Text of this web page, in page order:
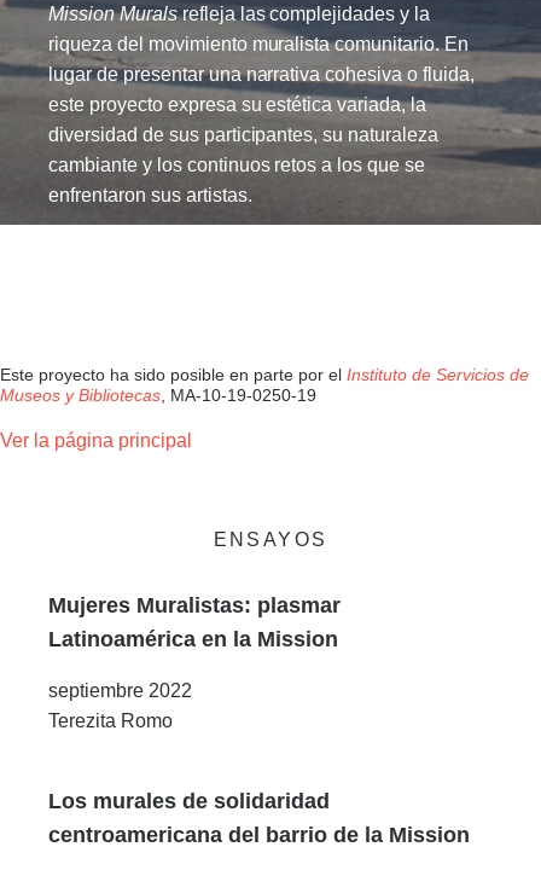
Mission Muralsrefleja las complejidades y la
riqueza del movimiento muralista comunitario. En
lugar de presentar una narrativa cohesiva o fluida,
este proyecto expresa su estética variada, la
diversidad de sus participantes, su naturaleza
cambiante y los continuos retos a los que se
enfrentaron sus artistas.
Este proyecto ha sido posible en parte por el Instituto de Servicios de
Museos y Bibliotecas , MA-10-19-0250-19
Ver la página principal
ENSAYOS
Mujeres Muralistas: plasmar
Latinoamérica en la Mission
septiembre 2022
Terezita Romo
Los murales de solidaridad
centroamericana del barrio de la Mission